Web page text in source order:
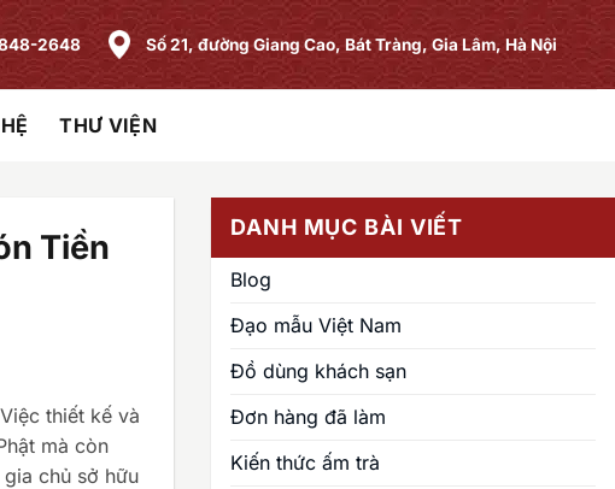
2648 Số 21, đường Giang Cao, Bát Tràng, Gia Lâm, Hà Nội
THƯ VIỆN
Tiền
thiết kế và
mà còn
chủ sở hữu
DANH MỤC BÀI VIẾT
Blog
Đạo mẫu Việt Nam
Đồ dùng khách sạn
Đơn hàng đã làm
Kiến thức ấm trà